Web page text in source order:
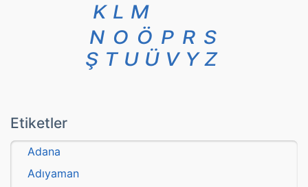
K L M
N O Ö P R S
Ş T U Ü V Y Z
Etiketler
Adana
Adıyaman